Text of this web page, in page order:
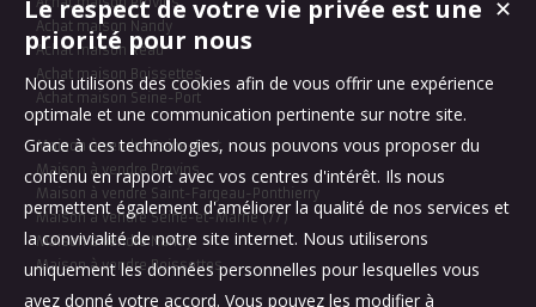
Achat maison Nandy
Achat maison Réau
Achat maison Boissettes
Achat maison Seine-Port
Maison à vendre Seine-Port
Maison à vendre Provins
Maison à vendre Saint-Fargeau-Ponthierry
Maison à vendre Seine-et-Marne (77)
Maison à vendre Nandy
Maison à vendre Boissettes
✕
Le respect de votre vie privée est une
priorité pour nous
Nous utilisons des cookies afin de vous offrir une expérience
optimale et une communication pertinente sur notre site.
Grace à ces technologies, nous pouvons vous proposer du
contenu en rapport avec vos centres d'intérêt. Ils nous
permettent également d'améliorer la qualité de nos services et
la convivialité de notre site internet. Nous utiliserons
uniquement les données personnelles pour lesquelles vous
avez donné votre accord. Vous pouvez les modifier à